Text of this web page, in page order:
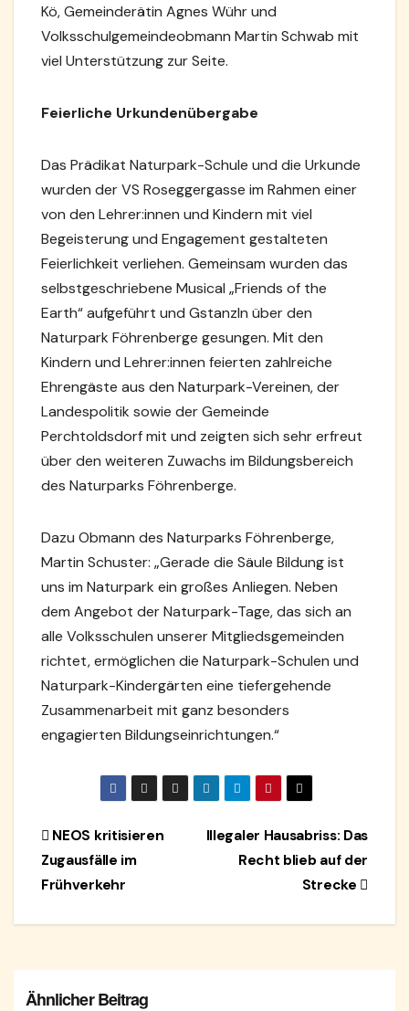
Kö, Gemeinderätin Agnes Wühr und
Volksschulgemeindeobmann Martin Schwab mit
viel Unterstützung zur Seite.
Feierliche Urkundenübergabe
Das Prädikat Naturpark-Schule und die Urkunde
wurden der VS Roseggergasse im Rahmen einer
von den Lehrer:innen und Kindern mit viel
Begeisterung und Engagement gestalteten
Feierlichkeit verliehen. Gemeinsam wurden das
selbstgeschriebene Musical „Friends of the
Earth“ aufgeführt und Gstanzln über den
Naturpark Föhrenberge gesungen. Mit den
Kindern und Lehrer:innen feierten zahlreiche
Ehrengäste aus den Naturpark-Vereinen, der
Landespolitik sowie der Gemeinde
Perchtoldsdorf mit und zeigten sich sehr erfreut
über den weiteren Zuwachs im Bildungsbereich
des Naturparks Föhrenberge.
Dazu Obmann des Naturparks Föhrenberge,
Martin Schuster: „Gerade die Säule Bildung ist
uns im Naturpark ein großes Anliegen. Neben
dem Angebot der Naturpark-Tage, das sich an
alle Volksschulen unserer Mitgliedsgemeinden
richtet, ermöglichen die Naturpark-Schulen und
Naturpark-Kindergärten eine tiefergehende
Zusammenarbeit mit ganz besonders
engagierten Bildungseinrichtungen.“
BeitragsnavigationIllegaler Hausabriss: Das
Recht blieb auf der
Strecke
NEOS kritisieren
Zugausfälle im
Frühverkehr
Ähnlicher Beitrag